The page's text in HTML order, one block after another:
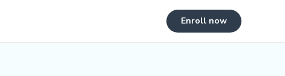
Enroll now